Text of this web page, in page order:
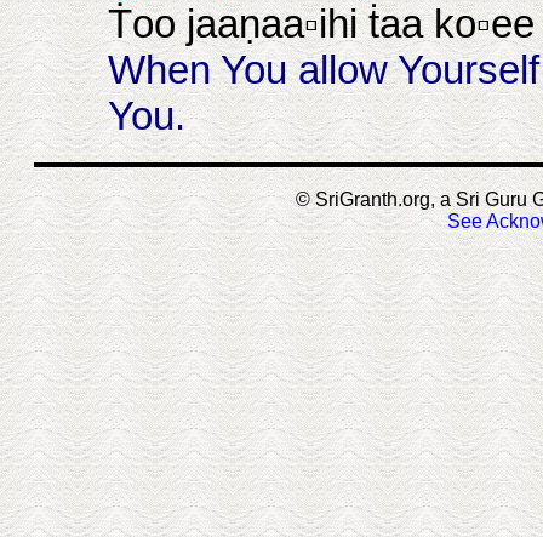
Ṫoo jaaṇaa▫ihi ṫaa
When You allow
You.
© SriGranth.org, a Sri Guru
See